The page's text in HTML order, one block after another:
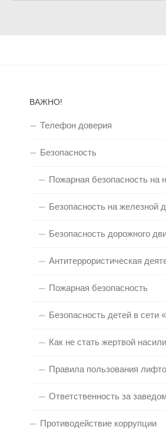
ВАЖНО!
Телефон доверия
Безопасность
Пожарная безопасность на
Безопасность на железной
Безопасность дорожного
Антитеррористическая
Пожарная безопасность
Безопасность детей в сети
Как не стать жертвой
Правила пользования
Ответственность за
Противодействие коррупции